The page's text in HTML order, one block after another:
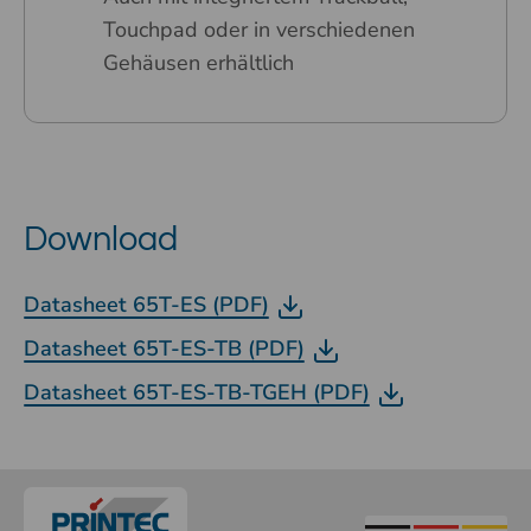
Touchpad oder in verschiedenen
Gehäusen erhältlich
Download
Datasheet 65T-ES (PDF)
Datasheet 65T-ES-TB (PDF)
Datasheet 65T-ES-TB-TGEH (PDF)